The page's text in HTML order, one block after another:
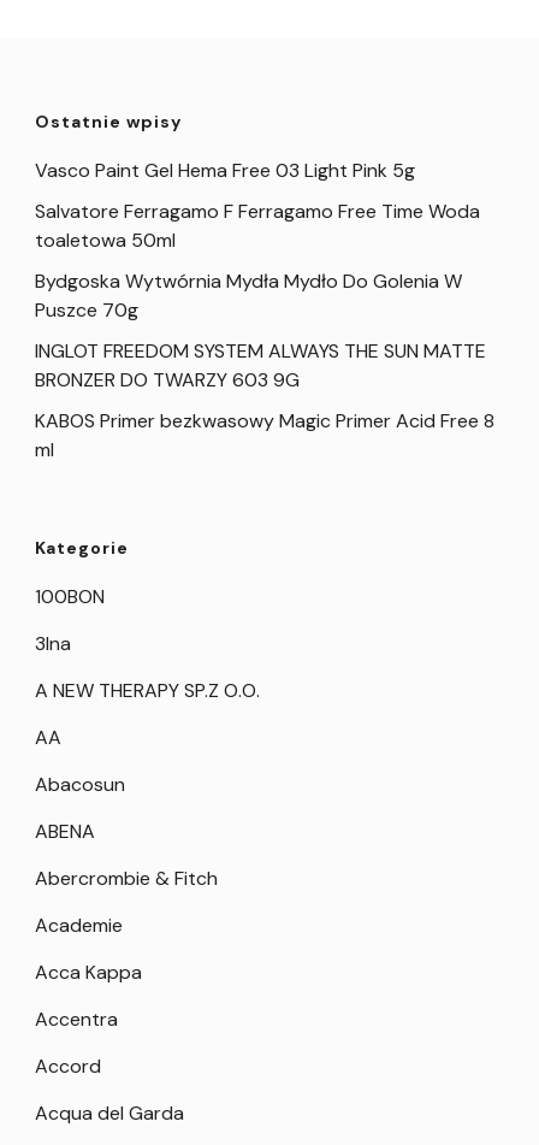
Ostatnie wpisy
Vasco Paint Gel Hema Free 03 Light Pink 5g
Salvatore Ferragamo F Ferragamo Free Time Woda
toaletowa 50ml
Bydgoska Wytwórnia Mydła Mydło Do Golenia W
Puszce 70g
INGLOT FREEDOM SYSTEM ALWAYS THE SUN MATTE
BRONZER DO TWARZY 603 9G
KABOS Primer bezkwasowy Magic Primer Acid Free 8
ml
Kategorie
100BON
3Ina
A NEW THERAPY SP.Z O.O.
AA
Abacosun
ABENA
Abercrombie & Fitch
Academie
Acca Kappa
Accentra
Accord
Acqua del Garda